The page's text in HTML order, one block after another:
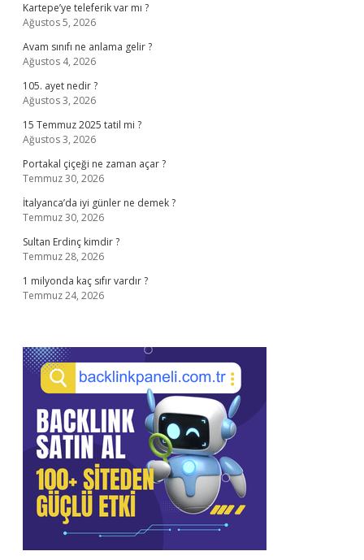
Kartepe’ye teleferik var mı ?
Ağustos 5, 2026
Avam sınıfı ne anlama gelir ?
Ağustos 4, 2026
105. ayet nedir ?
Ağustos 3, 2026
15 Temmuz 2025 tatil mi ?
Ağustos 3, 2026
Portakal çiçeği ne zaman açar ?
Temmuz 30, 2026
İtalyanca’da iyi günler ne demek ?
Temmuz 30, 2026
Sultan Erdinç kimdir ?
Temmuz 28, 2026
1 milyonda kaç sıfır vardır ?
Temmuz 24, 2026